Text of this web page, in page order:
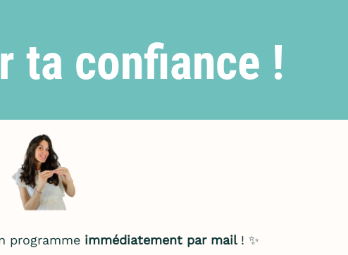
ta confiance !
programme immédiatement par mail ! ✨